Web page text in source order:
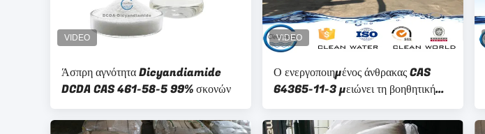
Άσπρη αγνότητα Dicyandiamide
DCDA CAS 461-58-5 99% σκονών
Ο ενεργοποιημένος άνθρακας CAS
64365-11-3 μειώνει τη βοηθητική
σκόνη χημικών ουσιών πρακτόρων
ΒΑΚΑΛΆΩΝ